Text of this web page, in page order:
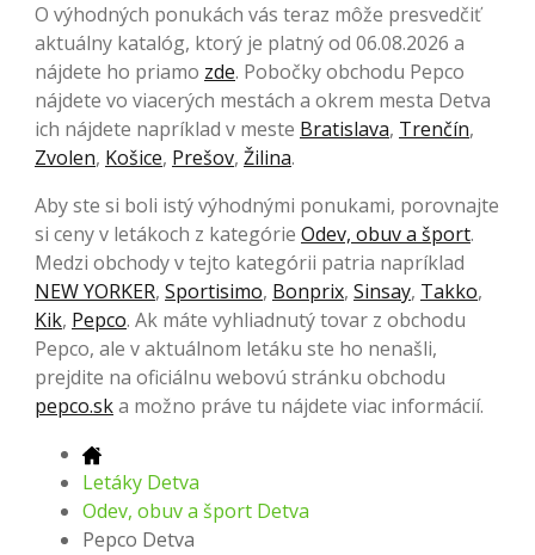
O výhodných ponukách vás teraz môže presvedčiť
aktuálny katalóg, ktorý je platný od 06.08.2026 a
nájdete ho priamo zde. Pobočky obchodu Pepco
nájdete vo viacerých mestách a okrem mesta Detva
ich nájdete napríklad v meste Bratislava, Trenčín,
Zvolen, Košice, Prešov, Žilina.
Aby ste si boli istý výhodnými ponukami, porovnajte
si ceny v letákoch z kategórie Odev, obuv a šport.
Medzi obchody v tejto kategórii patria napríklad
NEW YORKER, Sportisimo, Bonprix, Sinsay, Takko,
Kik, Pepco. Ak máte vyhliadnutý tovar z obchodu
Pepco, ale v aktuálnom letáku ste ho nenašli,
prejdite na oficiálnu webovú stránku obchodu
pepco.ska možno práve tu nájdete viac informácií.
Letáky Detva
Odev, obuv a šport Detva
Pepco Detva